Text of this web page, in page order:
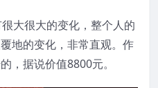
大很大的变化，整个人的
地的变化，非常直观。作
，据说价值8800元。